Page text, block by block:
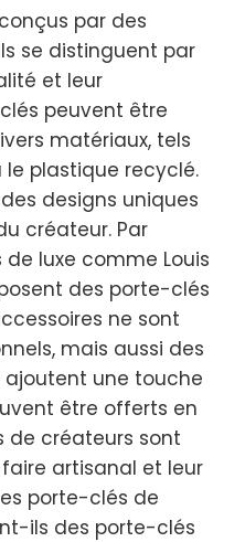
par des
se distinguent par
et leur
peuvent être
matériaux, tels
plastique recyclé.
designs uniques
créateur. Par
luxe comme Louis
des porte-clés
ne sont
mais aussi des
ajoutent une touche
être offerts en
de créateurs sont
artisanal et leur
porte-clés de
ils des porte-clés